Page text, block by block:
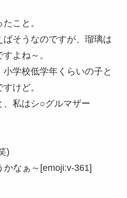
こと。
ばそうなのですが、瑠璃は
よね～。
学校低学年くらいの子と
けど。
私はシ○グルマザー
)
かなぁ～[emoji:v-361]